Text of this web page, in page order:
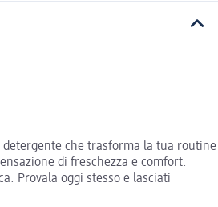
detergente che trasforma la tua routine
di freschezza e comfort.
Provala oggi stesso e lasciati